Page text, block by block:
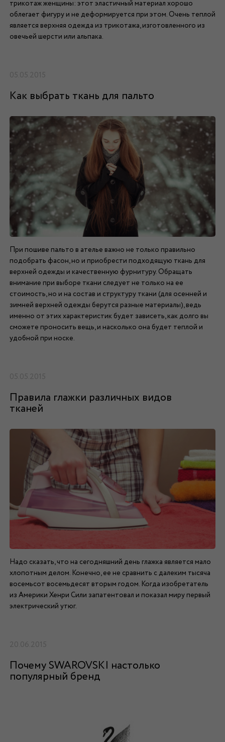
трикотаж женщины: этот эластичный материал хорошо
облегает фигуру и не деформируется при этом. Очень теплой
является верхняя одежда из трикотажа, изготовленного из
овечьей шерсти или альпака.
05.05.2015
Как выбрать ткань для пальто
При пошиве пальто в ателье важно не только правильно
подобрать фасон, но и приобрести подходящую ткань для
верхней одежды и качественную фурнитуру. Обращать
внимание при выборе ткани следует не только на ее
стоимость, но и на состав и структуру ткани (для осенней и
зимней верхней одежды берутся разные материалы), ведь
именно от этих характеристик будет зависеть, как долго вы
сможете проносить вещь, и насколько она будет теплой и
удобной при носке.
05.05.2015
Правила глажки различных видов
тканей
Надо сказать, что на сегодняшний день глажка является мало
хлопотным делом. Конечно, ее не сравнить с далеким тысяча
восемьсот восемьдесят вторым годом. Когда изобретатель
из Америки Хенри Сили запатентовал и показал миру первый
электрический утюг.
20.06.2015
Почему SWAROVSKI настолько
популярный бренд